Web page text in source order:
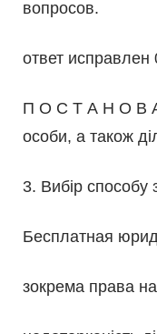
вопросов.
ответ исправлен
П О С Т А Н О В А
особи, а також
3. Вибір способу
Бесплатная
зокрема права на